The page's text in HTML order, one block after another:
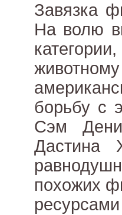
Завязка
На волю
борьбу с
Сэм
Дастина
похожих
ресурсами